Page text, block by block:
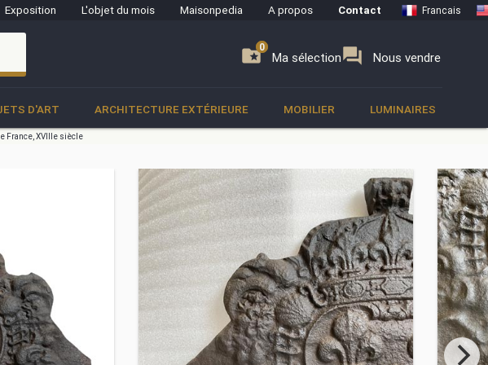
Exposition L'objet du mois Maisonpedia A propos Contact Francais
folder_special Ma sélection
0 forum Nous vendre
0
D'ART ARCHITECTURE EXTÉRIEURE MOBILIER LUMINAIRES
France, XVIIIe siècle